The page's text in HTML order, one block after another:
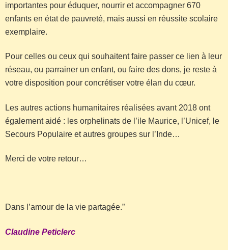
importantes pour éduquer, nourrir et accompagner 670
enfants en état de pauvreté, mais aussi en réussite scolaire
exemplaire.
Pour celles ou ceux qui souhaitent faire passer ce lien à leur
réseau, ou parrainer un enfant, ou faire des dons, je reste à
votre disposition pour concrétiser votre élan du cœur.
Les autres actions humanitaires réalisées avant 2018 ont
également aidé : les orphelinats de l’ile Maurice, l’Unicef, le
Secours Populaire et autres groupes sur l’Inde…
Merci de votre retour…
Dans l’amour de la vie partagée.”
Claudine Peticlerc